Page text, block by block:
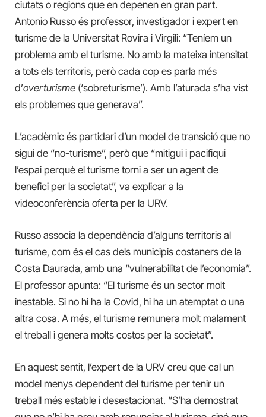
ciutats o regions que en depenen en gran part.
Antonio Russo és professor, investigador i expert en
turisme de la Universitat Rovira i Virgili: “Teníem un
problema amb el turisme. No amb la mateixa intensitat
a tots els territoris, però cada cop es parla més
d’overturisme (‘sobreturisme’). Amb l’aturada s’ha vist
els problemes que generava”.
L’acadèmic és partidari d’un model de transició que no
sigui de “no-turisme”, però que “mitigui i pacifiqui
l’espai perquè el turisme torni a ser un agent de
benefici per la societat”, va explicar a la
videoconferència oferta per la URV.
Russo associa la dependència d’alguns territoris al
turisme, com és el cas dels municipis costaners de la
Costa Daurada, amb una “vulnerabilitat de l’economia”.
El professor apunta: “El turisme és un sector molt
inestable. Si no hi ha la Covid, hi ha un atemptat o una
altra cosa. A més, el turisme remunera molt malament
el treball i genera molts costos per la societat”.
En aquest sentit, l’expert de la URV creu que cal un
model menys dependent del turisme per tenir un
treball més estable i desestacionat. “S’ha demostrat